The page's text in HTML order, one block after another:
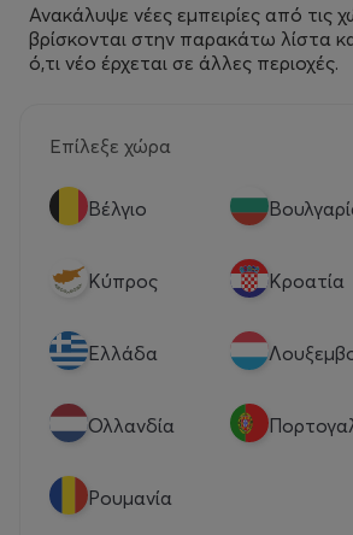
Ανακάλυψε νέες εμπειρίες από τις
βρίσκονται στην παρακάτω λίστα
ό,τι νέο έρχεται σε άλλες περιοχές.
Επίλεξε χώρα
Βέλγιο
Κύπρος Κροατία
Eλλάδα
Ολλανδία
Ρουμανία